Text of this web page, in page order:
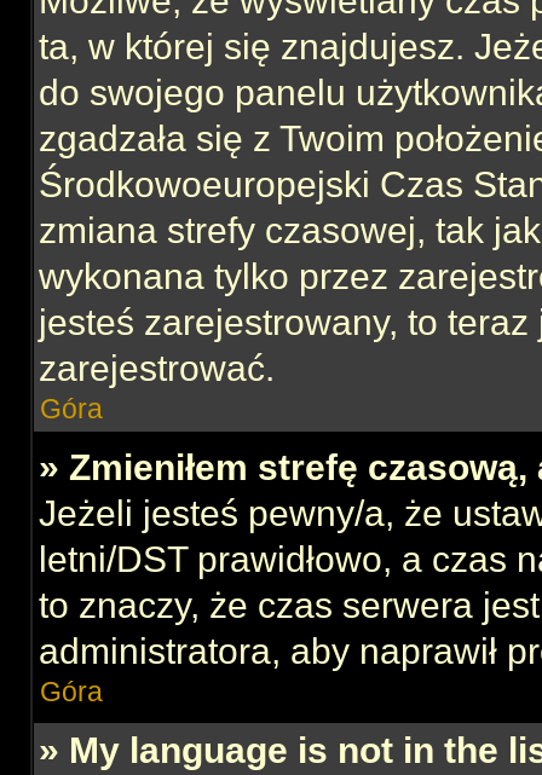
ta, w której się znajdujesz.
do swojego panelu
zgadzała się z Twoim
Środkowoeuropejski Czas
zmiana strefy czasowej, tak
wykonana tylko przez
jesteś zarejestrowany, to
zarejestrować.
Góra
» Zmieniłem strefę
Jeżeli jesteś pewny/a, że
letni/DST prawidłowo, a czas
to znaczy, że czas serwera
administratora, aby naprawił
Góra
» My language is not in the